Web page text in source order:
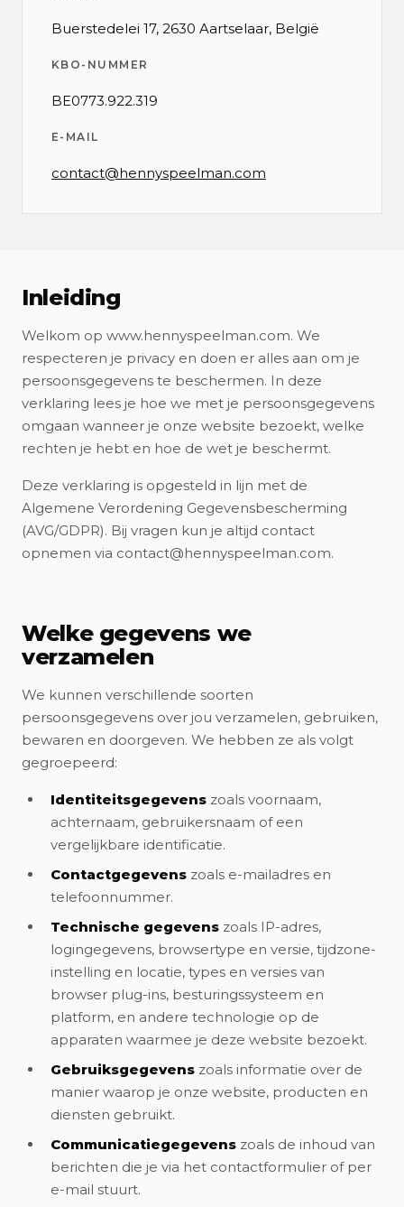
Buerstedelei 17, 2630 Aartselaar, België
KBO-NUMMER
BE0773.922.319
E-MAIL
contact@hennyspeelman.com
Inleiding
Welkom op www.hennyspeelman.com. We
respecteren je privacy en doen er alles aan om je
persoonsgegevens te beschermen. In deze
verklaring lees je hoe we met je persoonsgegevens
omgaan wanneer je onze website bezoekt, welke
rechten je hebt en hoe de wet je beschermt.
Deze verklaring is opgesteld in lijn met de
Algemene Verordening Gegevensbescherming
(AVG/GDPR). Bij vragen kun je altijd contact
opnemen via contact@hennyspeelman.com.
Welke gegevens we
verzamelen
We kunnen verschillende soorten
persoonsgegevens over jou verzamelen, gebruiken,
bewaren en doorgeven. We hebben ze als volgt
gegroepeerd:
Identiteitsgegevens zoals voornaam,
achternaam, gebruikersnaam of een
vergelijkbare identificatie.
Contactgegevens zoals e-mailadres en
telefoonnummer.
Technische gegevens zoals IP-adres,
logingegevens, browsertype en versie, tijdzone-
instelling en locatie, types en versies van
browser plug-ins, besturingssysteem en
platform, en andere technologie op de
apparaten waarmee je deze website bezoekt.
Gebruiksgegevens zoals informatie over de
manier waarop je onze website, producten en
diensten gebruikt.
Communicatiegegevens zoals de inhoud van
berichten die je via het contactformulier of per
e-mail stuurt.